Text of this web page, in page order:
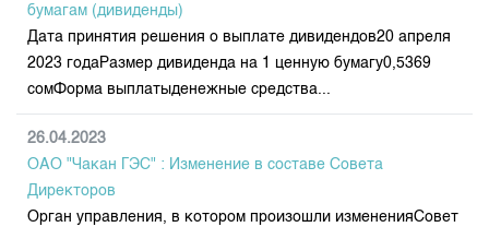
бумагам (дивиденды)
Дата принятия решения о выплате дивидендов20 апреля
2023 годаРазмер дивиденда на 1 ценную бумагу0,5369
сомФорма выплатыденежные средства...
26.04.2023
ОАО "Чакан ГЭС" : Изменение в составе Совета
Директоров
Орган управления, в котором произошли измененияСовет